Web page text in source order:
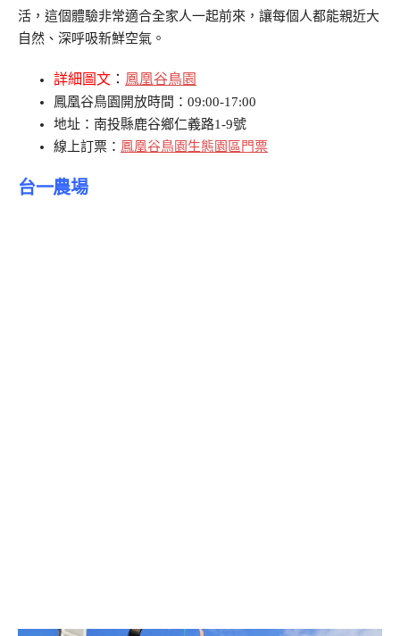
活，這個體驗非常適合全家人一起前來，讓每個人都能親近大
自然、深呼吸新鮮空氣。
詳細圖文 ： 鳳凰谷鳥園
鳳凰谷鳥園開放時間：09:00-17:00
地址：南投縣鹿谷鄉仁義路1-9號
線上訂票： 鳳凰谷鳥園生態園區門票
台一農場